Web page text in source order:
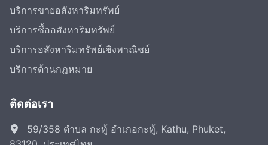
บริการขายอสังหาริมทรัพย์
บริการซื้ออสังหาริมทรัพย์
บริการอสังหาริมทรัพย์เชิงพาณิชย์
บริการด้านกฎหมาย
ติดต่อเรา
59/358 ตำบล กะทู้ อำเภอกะทู้, Kathu, Phuket,